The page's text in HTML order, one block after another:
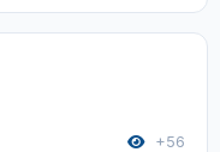
+56